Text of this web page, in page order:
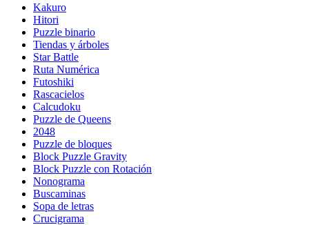
Kakuro
Hitori
Puzzle binario
Tiendas y árboles
Star Battle
Ruta Numérica
Futoshiki
Rascacielos
Calcudoku
Puzzle de Queens
2048
Puzzle de bloques
Block Puzzle Gravity
Block Puzzle con Rotación
Nonograma
Buscaminas
Sopa de letras
Crucigrama